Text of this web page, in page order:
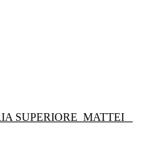
SUPERIORE MATTEI